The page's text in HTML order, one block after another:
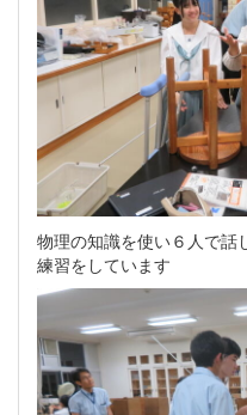
物理の知識を使い６人で話
練習をしています